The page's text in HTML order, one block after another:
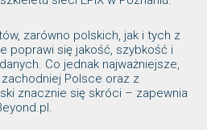
zarówno polskich, jak i tych z
poprawi się jakość, szybkość i
Co jednak najważniejsze,
Polsce oraz z
znacznie się skróci – zapewnia